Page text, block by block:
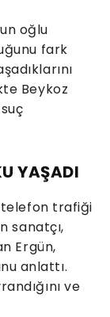
oğlu
fark
Beykoz
YAŞADI
telefon trafiği
sanatçı,
Ergün,
anlattı.
ve